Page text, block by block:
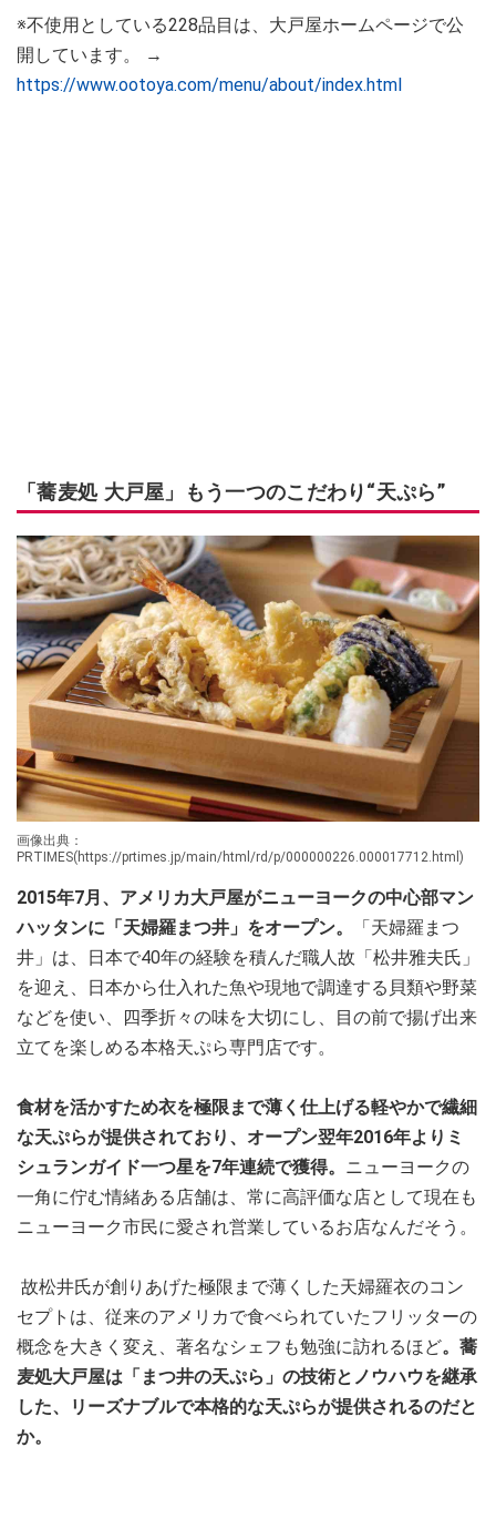
※不使用としている228品目は、大戸屋ホームページで公
開しています。 →
https://www.ootoya.com/menu/about/index.html
「蕎麦処 大戸屋」もう一つのこだわり“天ぷら”
画像出典：
PRTIMES(https://prtimes.jp/main/html/rd/p/000000226.000017712.html)
2015年7月、アメリカ大戸屋がニューヨークの中心部マン
ハッタンに「天婦羅まつ井」をオープン。
「天婦羅まつ
井」は、
日本で40年の経験を積んだ職人故「松井雅夫氏」
を迎え、日本から仕入れた魚や現地で調達する貝類や野菜
などを使い、四季折々の味を大切にし、目の前で揚げ出来
立てを楽しめる本格天ぷら専門店です。
食材を活かすため衣を極限まで薄く仕上げる軽やかで繊細
な天ぷらが提供されており、オープン翌年2016年よりミ
シュランガイド一つ星を7年連続で獲得。 ニューヨークの
一角に佇む情緒ある店舗は、常に高評価な店として現在も
ニューヨーク市民に愛され営業しているお店なんだそう。
故松井氏が創りあげた極限まで薄くした天婦羅衣のコン
セプトは、従来のアメリカで食べられていたフリッターの
概念を大きく変え、著名なシェフも勉強に訪れるほど。蕎
麦処大戸屋は「まつ井の天ぷら」の技術とノウハウを継承
した、リーズナブルで本格的な天ぷらが提供されるのだと
か。